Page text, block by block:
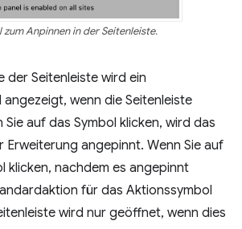
zum Anpinnen in der Seitenleiste.
der Seitenleiste wird ein
wenn die Seitenleiste
auf das Symbol klicken, wird das
Erweiterung angepinnt. Wenn Sie auf
klicken, nachdem es angepinnt
für das Aktionssymbol
wird nur geöffnet, wenn dies